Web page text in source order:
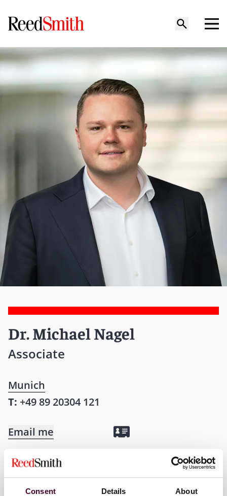
Consent Details About
Dr. Michael Nagel
Associate
Munich
T: +49 89 20304 121
Email me
Change language